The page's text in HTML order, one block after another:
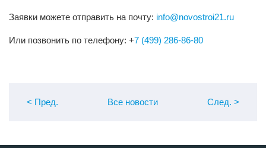
Заявки можете отправить на почту: info@novostroi21.ru
Или позвонить по телефону: +7 (499) 286-86-80
< Пред. Все новости След. >